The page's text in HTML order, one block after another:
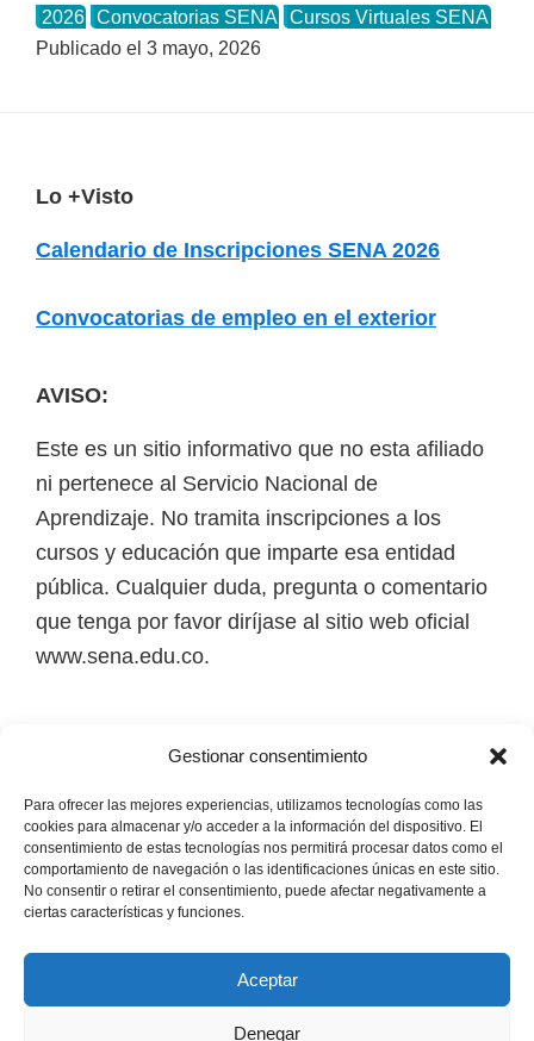
2026 Convocatorias SENA
Cursos Virtuales SENA
Publicado el 3 mayo, 2026
Lo +Visto
Calendario de Inscripciones SENA 2026
Convocatorias de empleo en el exterior
AVISO:
Este es un sitio informativo que no esta afiliado
ni pertenece al Servicio Nacional de
Aprendizaje. No tramita inscripciones a los
cursos y educación que imparte esa entidad
pública. Cualquier duda, pregunta o comentario
que tenga por favor diríjase al sitio web oficial
www.sena.edu.co.
nombres comerciales, marcas registradas, logos
e imágenes pertenecen a sus respectivos
propietarios.
Mapa del Sitio
Gestionar consentimiento
Para ofrecer las mejores experiencias, utilizamos tecnologías como las
cookies para almacenar y/o acceder a la información del dispositivo. El
consentimiento de estas tecnologías nos permitirá procesar datos como el
comportamiento de navegación o las identificaciones únicas en este sitio.
No consentir o retirar el consentimiento, puede afectar negativamente a
ciertas características y funciones.
Aceptar
Denegar